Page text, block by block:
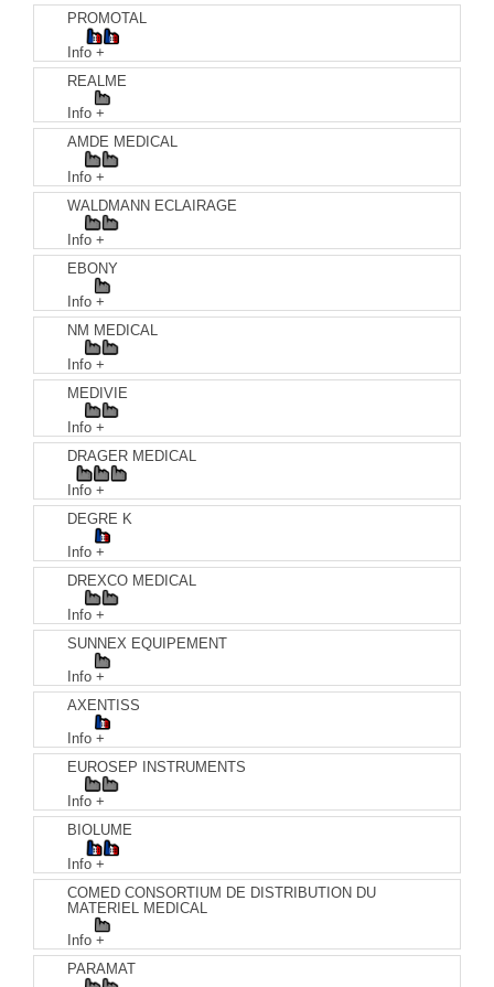
PROMOTAL
Info +
REALME
Info +
AMDE MEDICAL
Info +
WALDMANN ECLAIRAGE
Info +
EBONY
Info +
NM MEDICAL
Info +
MEDIVIE
Info +
DRAGER MEDICAL
Info +
DEGRE K
Info +
DREXCO MEDICAL
Info +
SUNNEX EQUIPEMENT
Info +
AXENTISS
Info +
EUROSEP INSTRUMENTS
Info +
BIOLUME
Info +
COMED CONSORTIUM DE DISTRIBUTION DU
MATERIEL MEDICAL
Info +
PARAMAT